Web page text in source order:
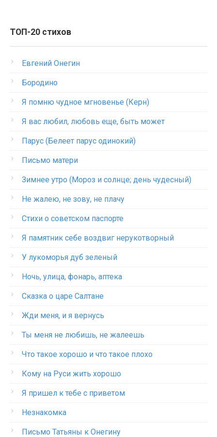
ТОП-20 стихов
Евгений Онегин
Бородино
Я помню чудное мгновенье (Керн)
Я вас любил, любовь еще, быть может
Парус (Белеет парус одинокий)
Письмо матери
Зимнее утро (Мороз и солнце; день чудесный)
Не жалею, не зову, не плачу
Стихи о советском паспорте
Я памятник себе воздвиг нерукотворный
У лукоморья дуб зеленый
Ночь, улица, фонарь, аптека
Сказка о царе Салтане
Жди меня, и я вернусь
Ты меня не любишь, не жалеешь
Что такое хорошо и что такое плохо
Кому на Руси жить хорошо
Я пришел к тебе с приветом
Незнакомка
Письмо Татьяны к Онегину